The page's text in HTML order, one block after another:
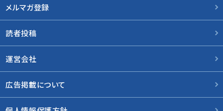
メルマガ登録
読者投稿
運営会社
広告掲載について